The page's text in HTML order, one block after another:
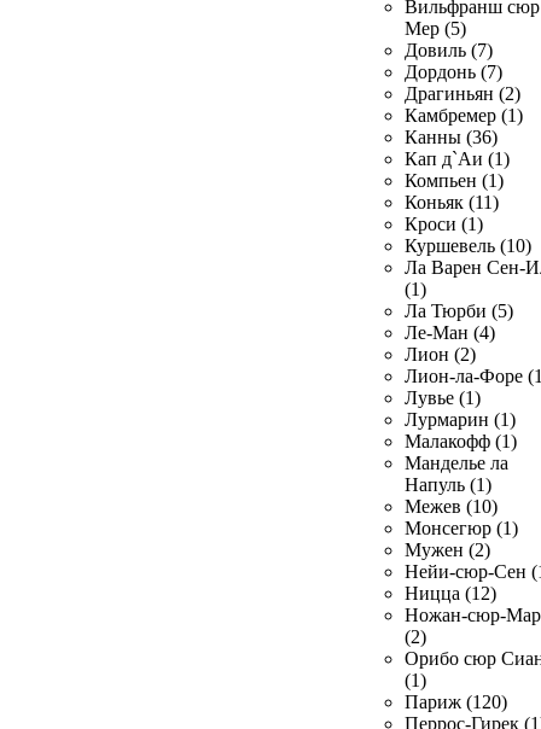
Вильфранш сюр
Мер (5)
Довиль (7)
Дордонь (7)
Драгиньян (2)
Камбремер (1)
Канны (36)
Кап д`Аи (1)
Компьен (1)
Коньяк (11)
Кроси (1)
Куршевель (10)
Ла Варен Сен-
(1)
Ла Тюрби (5)
Ле-Ман (4)
Лион (2)
Лион-ла-Форе
Лувье (1)
Лурмарин (1)
Малакофф (1)
Манделье ла
Напуль (1)
Межев (10)
Монсегюр (1)
Мужен (2)
Нейи-сюр-Сен
Ницца (12)
Ножан-сюр-
(2)
Орибо сюр
(1)
Париж (120)
Перрос-Гирек